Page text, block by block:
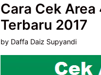
Cara Cek Area
Terbaru 2017
by Daffa Daiz Supyandi